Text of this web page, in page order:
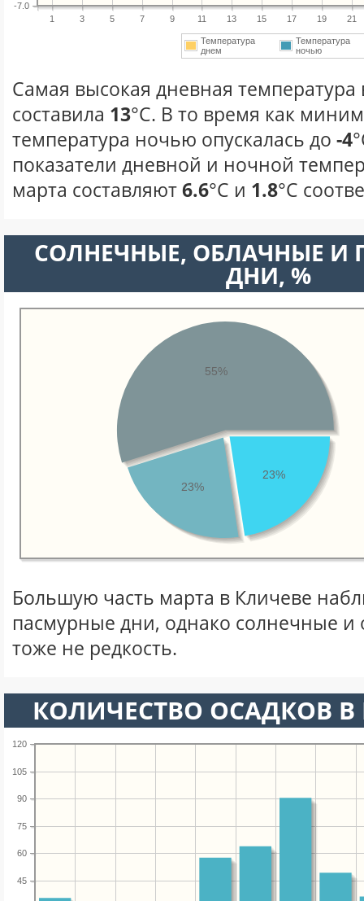
1 3 5 7 9 11 13 15 17 19 21
-7.0
Температура
днем
Температура
ночью
Самая высокая дневная температура
составила 13°С. В то время как
температура ночью опускалась до -4
показатели дневной и ночной
марта составляют6.6°С и 1.8°С
CОЛНЕЧНЫЕ, ОБЛАЧНЫЕ И
ДНИ, %
23%
23%
55%
Большую часть марта в Кличеве
пасмурные дни, однако солнечные
тоже не редкость.
КОЛИЧЕСТВО ОСАДКОВ
45
60
75
90
105
120